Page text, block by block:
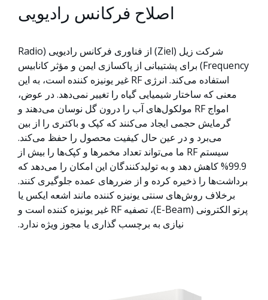
اصلاح فرکانس رادیویی
شرکت زیل (Ziel) از فناوری فرکانس رادیویی (Radio
Frequency) برای پشتیبانی از پاکسازی ایمن و مؤثر کانابیس
استفاده می‌کند. انرژی RF غیر یونیزه کننده است، به این
معنی که ساختار شیمیایی گیاه را تغییر نمی‌دهد. در عوض،
امواج RF مولکول‌های آب را درون گل نوسان می‌دهند و
گرمایش حجمی ایجاد می‌کنند که کپک و باکتری را از بین
می‌برد و در عین حال کیفیت محصول را حفظ می‌کند.
سیستم RF ما می‌تواند تعداد مخمرها و کپک‌ها را بیش از
99.9% کاهش دهد و به تولیدکنندگان این امکان را می‌دهد که
برداشت‌ها را ذخیره کرده و از ضررهای عمده جلوگیری کنند.
برخلاف روش‌های سنتی یونیزه کننده مانند اشعه ایکس یا
پرتو الکترونی (E-Beam)، تصفیه RF غیر یونیزه کننده است و
نیازی به برچسب گذاری یا مجوز ویژه ندارد.